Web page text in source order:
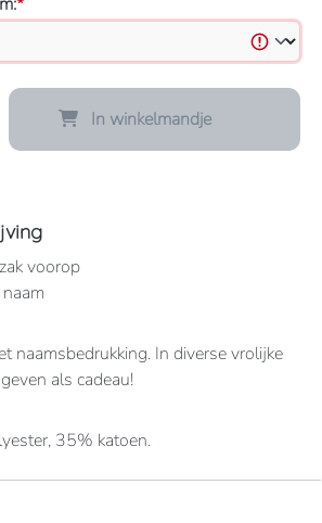
Voer de gewenste
In winkelmandje
voorop
naamsbedrukking. In diverse vrolijke
als cadeau!
35% katoen.